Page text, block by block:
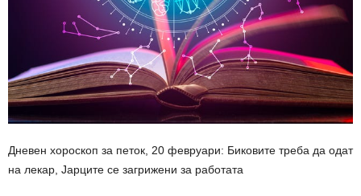
Дневен хороскоп за петок, 20 февруари: Биковите треба да одат
на лекар, Јарците се загрижени за работата